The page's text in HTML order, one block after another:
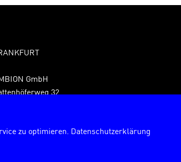
zu optimieren. Datenschutzerklärung
GmbH
32
+49 6171 9891529